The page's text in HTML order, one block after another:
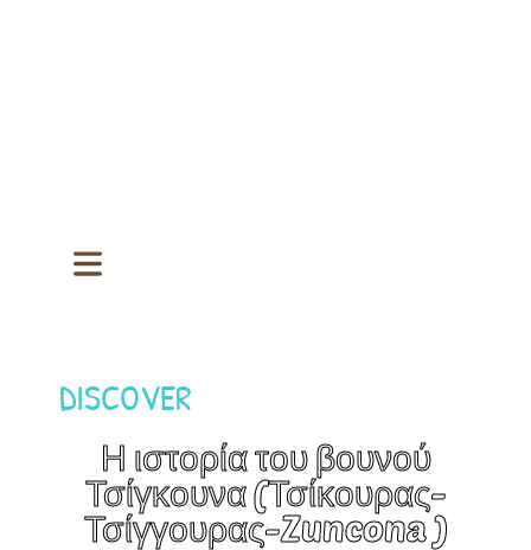
DISCOVER
Η ιστορία του βουνού
Τσίγκουνα (Τσίκουρας-
Τσίγγουρας-Zuncona )